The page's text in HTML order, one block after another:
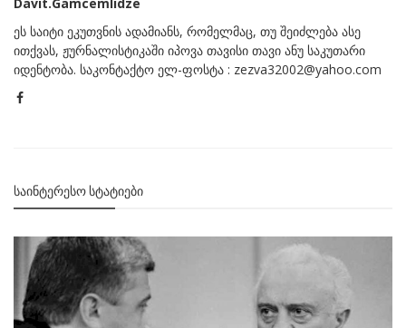
ეს საიტი ეკუთვნის ადამიანს, რომელმაც, თუ შეიძლება ასე
ითქვას, ჟურნალისტიკაში იპოვა თავისი თავი ანუ საკუთარი
იდენტობა. საკონტაქტო ელ-ფოსტა : zezva32002@yahoo.com
ᲡᲐᲘᲜᲢᲔᲠᲔᲡᲝ ᲡᲢᲐᲢᲘᲔᲑᲘ